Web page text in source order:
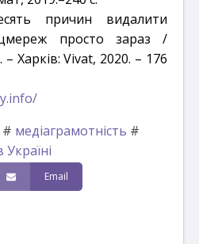
причин видалити
просто зараз /
Харків: Vivat, 2020. – 176
# медіаграмотність #
Email